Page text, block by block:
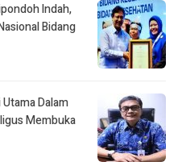
lndah,
Bidang
Dalam
Membuka